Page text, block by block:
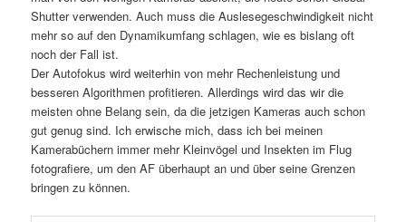
Shutter verwenden. Auch muss die Auslesegeschwindigkeit nicht
mehr so auf den Dynamikumfang schlagen, wie es bislang oft
noch der Fall ist.
Der Autofokus wird weiterhin von mehr Rechenleistung und
besseren Algorithmen profitieren. Allerdings wird das wir die
meisten ohne Belang sein, da die jetzigen Kameras auch schon
gut genug sind. Ich erwische mich, dass ich bei meinen
Kamerabüchern immer mehr Kleinvögel und Insekten im Flug
fotografiere, um den AF überhaupt an und über seine Grenzen
bringen zu können.